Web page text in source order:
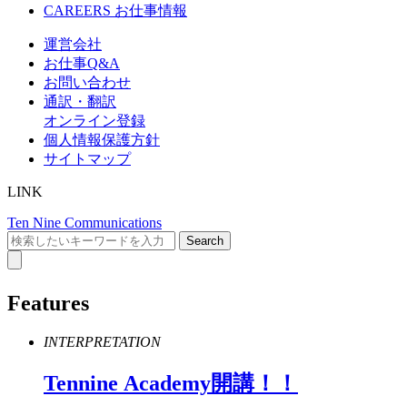
CAREERS お仕事情報
運営会社
お仕事Q&A
お問い合わせ
通訳・翻訳
オンライン登録
個人情報保護方針
サイトマップ
LINK
Ten Nine Communications
Features
INTERPRETATION
Tennine Academy開講！！